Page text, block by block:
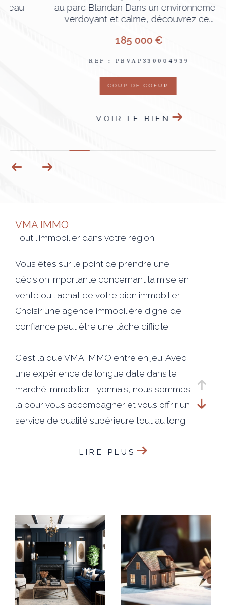
au parc Blandan Dans un environnement
verdoyant et calme, découvrez ce...
185 000 €
REF : PBVAP330004939
COUP DE COEUR
VOIR LE BIEN
VMA IMMO
Tout l'immobilier dans votre région
Vous êtes sur le point de prendre une
décision importante concernant la mise en
vente ou l'achat de votre bien immobilier.
Choisir une agence immobilière digne de
confiance peut être une tâche difficile.
C'est là que VMA IMMO entre en jeu. Avec
une expérience de longue date dans le
marché immobilier Lyonnais, nous sommes
là pour vous accompagner et vous offrir un
service de qualité supérieure tout au long
relâche pour vous aider à atteindre vos
objectifs et réaliser votre projet de vente
de manière efficace.
En faisant appel à notre agence, vous
bénéficierez d'une visibilité exceptionnelle
LIRE PLUS